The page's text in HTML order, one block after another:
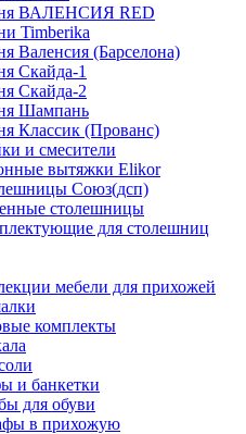
ВАЛЕНСИЯ RED
Timberika
Валенсия (Барселона)
Скайда-1
Скайда-2
Шампань
Классик (Прованс)
и смесители
вытяжки Elikor
Союз(дсп)
столешницы
для столешниц
мебели для прихожей
комплекты
и банкетки
для обуви
в прихожую